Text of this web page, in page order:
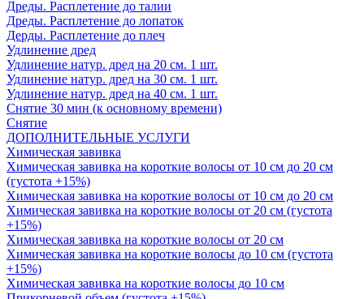
Дреды. Расплетение до талии
Дреды. Расплетение до лопаток
Дерды. Расплетение до плеч
Удлинение дред
Удлинение натур. дред на 20 см. 1 шт.
Удлинение натур. дред на 30 см. 1 шт.
Удлинение натур. дред на 40 см. 1 шт.
Снятие 30 мин (к основному времени)
Снятие
ДОПОЛНИТЕЛЬНЫЕ УСЛУГИ
Химическая завивка
Химическая завивка на короткие волосы от 10 см до 20 см
(густота +15%)
Химическая завивка на короткие волосы от 10 см до 20 см
Химическая завивка на короткие волосы от 20 см (густота
+15%)
Химическая завивка на короткие волосы от 20 см
Химическая завивка на короткие волосы до 10 см (густота
+15%)
Химическая завивка на короткие волосы до 10 см